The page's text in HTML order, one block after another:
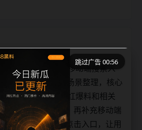
实时更新网红爆料移动端搜索入
索和站内连续阅读场景整理，核心
黑料实时更新、网红爆料和相关
先给出清晰主题，再补充移动端
、图片语义和可点击入口，让用
跳过广告 00:56